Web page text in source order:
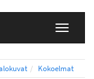
Kokoelmat